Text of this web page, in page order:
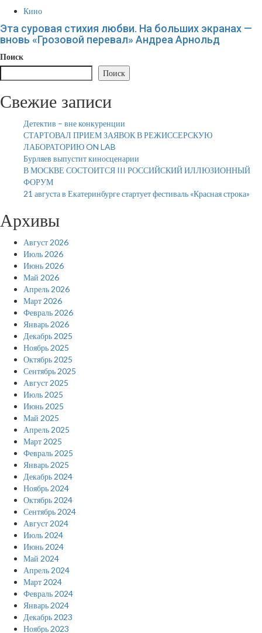
Кино
Эта суровая стихия любви. На больших экранах —
вновь «Грозовой перевал» Андреа Арнольд
Поиск
Поиск
Свежие записи
Детектив – вне конкуренции
СТАРТОВАЛ ПРИЕМ ЗАЯВОК В РЕЖИССЕРСКУЮ
ЛАБОРАТОРИЮ ON LAB
Бурляев выпустит киносценарии
В МОСКВЕ СОСТОИТСЯ III РОССИЙСКИЙ ИЛЛЮЗИОННЫЙ
ФОРУМ
21 августа в Екатеринбурге стартует фестиваль «Красная строка»
Архивы
Август 2026
Июль 2026
Июнь 2026
Май 2026
Апрель 2026
Март 2026
Февраль 2026
Январь 2026
Декабрь 2025
Ноябрь 2025
Октябрь 2025
Сентябрь 2025
Август 2025
Июль 2025
Июнь 2025
Май 2025
Апрель 2025
Март 2025
Февраль 2025
Январь 2025
Декабрь 2024
Ноябрь 2024
Октябрь 2024
Сентябрь 2024
Август 2024
Июль 2024
Июнь 2024
Май 2024
Апрель 2024
Март 2024
Февраль 2024
Январь 2024
Декабрь 2023
Ноябрь 2023